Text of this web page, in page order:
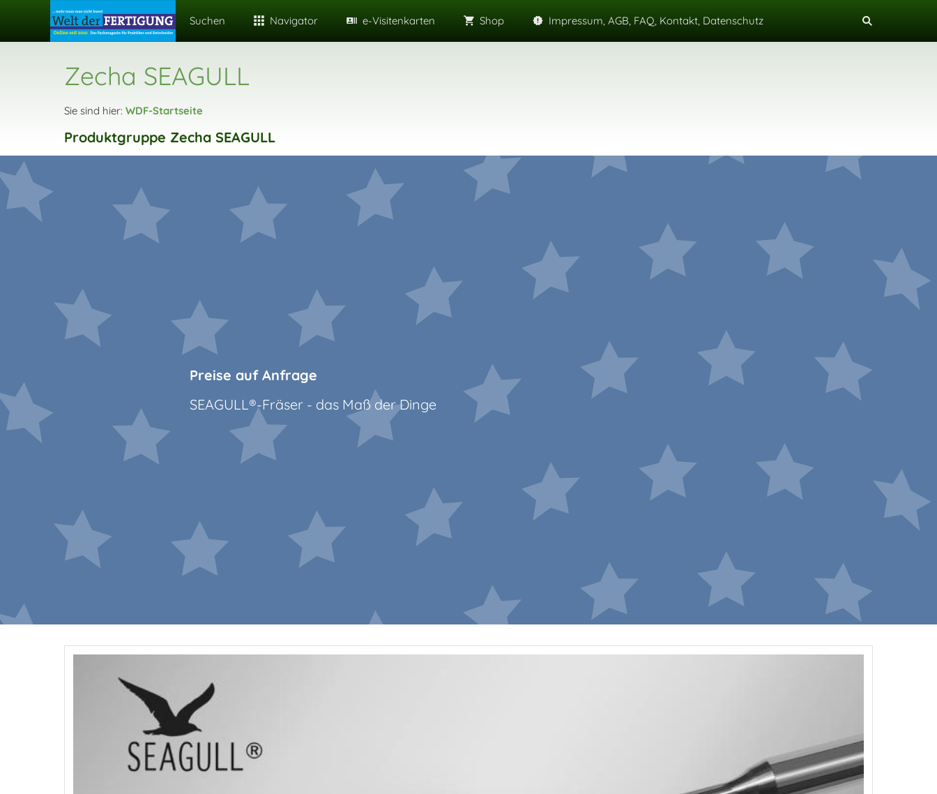
Suchen Navigator e-Visitenkarten Shop Impressum, AGB, FAQ, Kontakt, Datenschutz
Zecha SEAGULL
Sie sind hier: WDF-Startseite
Produktgruppe Zecha SEAGULL
Preise auf Anfrage
SEAGULL®-Fräser - das Maß der Dinge